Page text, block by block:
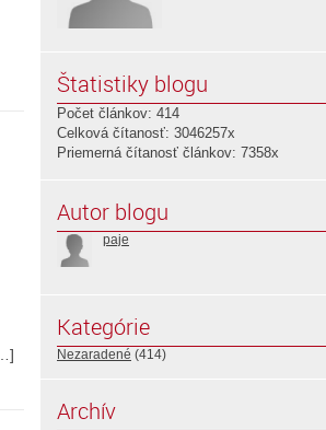
Štatistiky blogu
Počet článkov: 414
Celková čítanosť: 3046257x
Priemerná čítanosť článkov: 7358x
Autor blogu
paje
Kategórie
Nezaradené (414)
Archív